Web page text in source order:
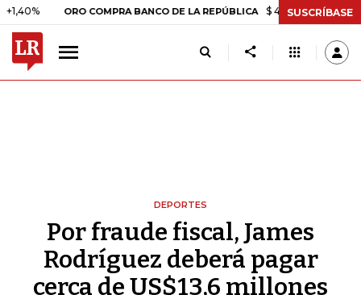
ORO COMPRA BANCO DE LA REPÚBLICA $ 408.498,97 +$ 8.753,81
SUSCRÍBASE
DEPORTES
Por fraude fiscal, James
Rodríguez deberá pagar
cerca de US$13,6 millones